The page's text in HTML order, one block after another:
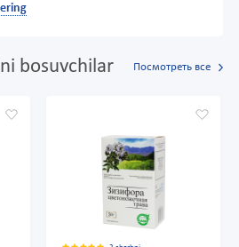
bosuvchilar Посмотреть все